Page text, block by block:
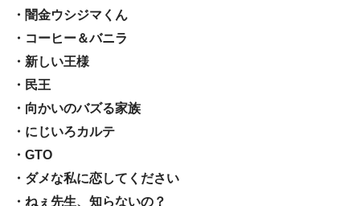
・闇金ウシジマくん
・コーヒー＆バニラ
・新しい王様
・民王
・向かいのバズる家族
・にじいろカルテ
・GTO
・ダメな私に恋してください
・ねぇ先生、知らないの？